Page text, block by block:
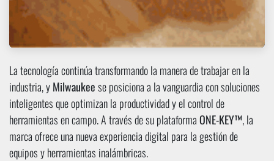
La tecnología continúa transformando la manera de trabajar en la
industria, yMilwaukeese posiciona a la vanguardia con soluciones
inteligentes que optimizan la productividad y el control de
herramientas en campo. A través de su plataformaONE-KEY™, la
marca ofrece una nueva experiencia digital para la gestión de
equipos y herramientas inalámbricas.